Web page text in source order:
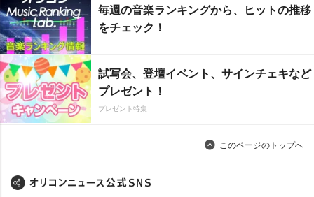
毎週の音楽ランキングから、ヒットの推移
をチェック！
試写会、登壇イベント、サインチェキなど
プレゼント！
プレゼント特集
このページのトップへ